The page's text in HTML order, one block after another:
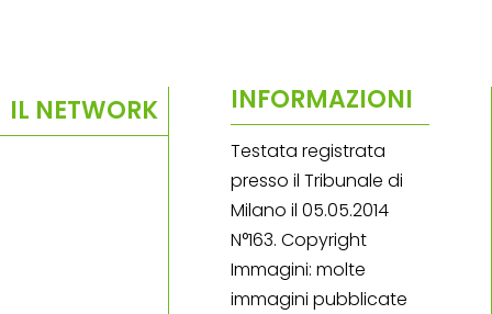
IL NETWORK INFORMAZIONI
Testata registrata
presso il Tribunale di
Milano il 05.05.2014
N°163. Copyright
Immagini: molte
immagini pubblicate